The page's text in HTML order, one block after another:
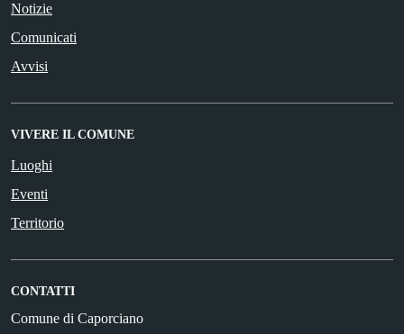
Notizie
Comunicati
Avvisi
VIVERE IL COMUNE
Luoghi
Eventi
Territorio
CONTATTI
Comune di Caporciano